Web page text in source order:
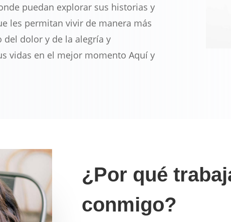
puedan explorar sus historias y
les permitan vivir de manera más
del dolor y de la alegría y
vidas en el mejor momento Aquí y
¿Por qué
conmigo?